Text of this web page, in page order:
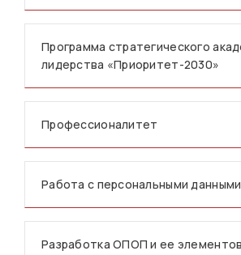
Программа стратегического
лидерства «Приоритет-2030»
Профессионалитет
Работа с персональными данными
Разработка ОПОП и ее